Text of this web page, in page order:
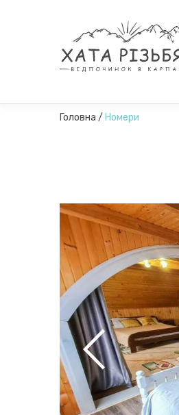
Головна / Номери